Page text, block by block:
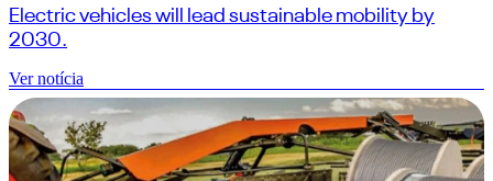
Electric vehicles will lead sustainable mobility by
2030.
Ver notícia